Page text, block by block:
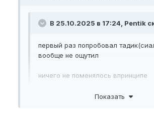
В 25.10.2025 в 17:24, Pentik
первый раз попробовал
вообще не ощутил
ничего не поменялось впринципе
Показать